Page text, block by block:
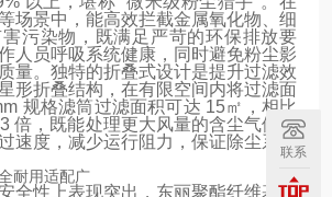
场景中，能高效拦截金属氧化物、细
污染物，既满足严苛的环保排放要
人员呼吸系统健康，同时避免粉尘影
量。独特的折叠式设计是提升过滤效
形折叠结构，在有限空间内将过滤面
规格滤筒过滤面积可达 15㎡，相比
倍，既能处理更大风量的含尘气体，
速度，减少运行阻力，保证除尘系统
耐用适配广
全性上表现突出，东丽聚酯纤维基材
联系